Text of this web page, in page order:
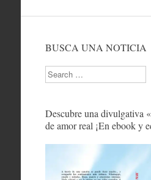
BUSCA UNA NOTICIA
Search
Descubre una divulgativa
de amor real ¡En ebook y